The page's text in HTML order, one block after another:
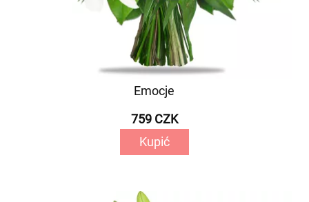
Emocje
759 CZK
Kupić